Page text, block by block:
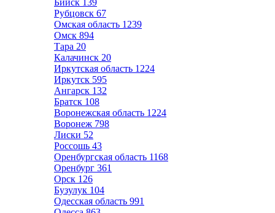
Бийск 139
Рубцовск 67
Омская область 1239
Омск 894
Тара 20
Калачинск 20
Иркутская область 1224
Иркутск 595
Ангарск 132
Братск 108
Воронежская область 1224
Воронеж 798
Лиски 52
Россошь 43
Оренбургская область 1168
Оренбург 361
Орск 126
Бузулук 104
Одесская область 991